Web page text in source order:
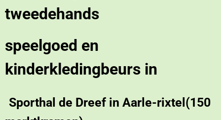
tweedehands
speelgoed en
kinderkledingbeurs in
Sporthal de Dreef in Aarle-rixtel(150